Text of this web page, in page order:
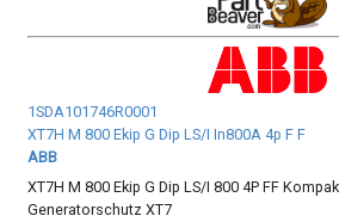
1SDA101746R0001
XT7H M 800 Ekip G Dip LS/I In800A 4p F F
ABB
XT7H M 800 Ekip G Dip LS/I 800 4P FF
Generatorschutz XT7